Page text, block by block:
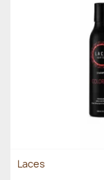
Laces